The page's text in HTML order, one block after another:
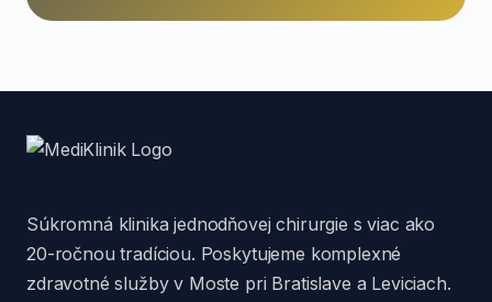
Súkromná klinika jednodňovej chirurgie s viac ako
20-ročnou tradíciou. Poskytujeme komplexné
zdravotné služby v Moste pri Bratislave a Leviciach.